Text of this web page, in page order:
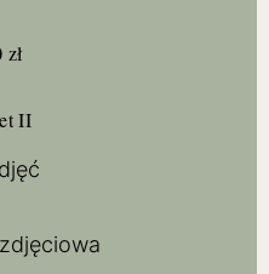
zł
II